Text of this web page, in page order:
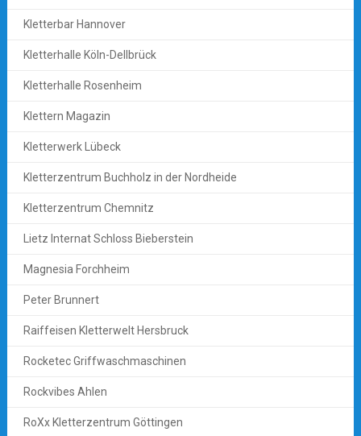
Kletterbar Hannover
Kletterhalle Köln-Dellbrück
Kletterhalle Rosenheim
Klettern Magazin
Kletterwerk Lübeck
Kletterzentrum Buchholz in der Nordheide
Kletterzentrum Chemnitz
Lietz Internat Schloss Bieberstein
Magnesia Forchheim
Peter Brunnert
Raiffeisen Kletterwelt Hersbruck
Rocketec Griffwaschmaschinen
Rockvibes Ahlen
RoXx Kletterzentrum Göttingen